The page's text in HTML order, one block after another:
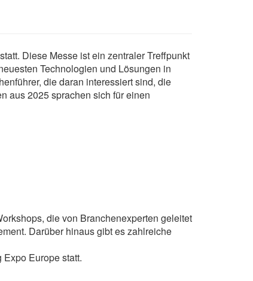
Diese Messe ist ein zentraler Treffpunkt
Technologien und Lösungen in
die daran interessiert sind, die
aus 2025 sprachen sich für einen
die von Branchenexperten geleitet
Darüber hinaus gibt es zahlreiche
Europe statt.